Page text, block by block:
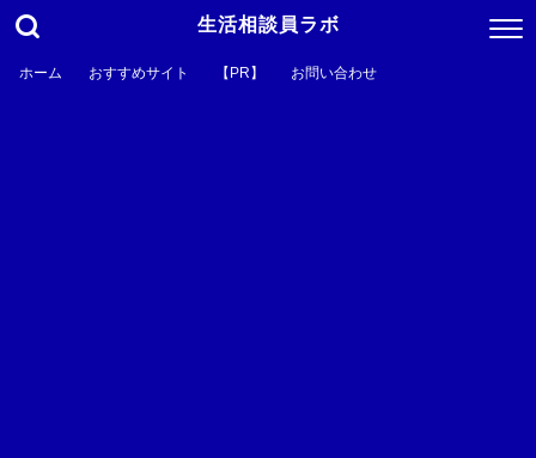
生活相談員ラボ
ホーム おすすめサイト 【PR】 お問い合わせ